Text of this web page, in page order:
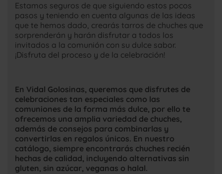
Estamos seguros de que siguiendo estos pocos
pasos y teniendo en cuenta algunas de las ideas
que te hemos dado, crearás tarros de chuches que
sorprenderán y harán disfrutar a todos los
invitados a la comunión con su dulce sabor.
¡Disfruta del proceso y de la celebración!
En Vidal Golosinas, queremos que disfrutes de
celebraciones tan especiales como las
comuniones de la forma más dulce, por ello te
ofrecemos una amplia variedad de chuches,
además de consejos para combinarlas y
convertirlas en regalos únicos. En nuestro
catálogo, siempre encontrarás chuches recién
hechas de calidad, incluyendo alternativas sin
gluten, sin azúcar, veganas o halal.